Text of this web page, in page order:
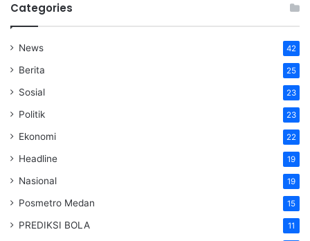
Categories
News 42
Berita 25
Sosial 23
Politik 23
Ekonomi 22
Headline 19
Nasional 19
Posmetro Medan 15
PREDIKSI BOLA 11